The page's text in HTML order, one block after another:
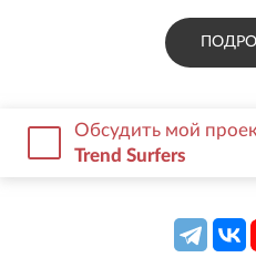
Обсудить мой
Trend Surfers